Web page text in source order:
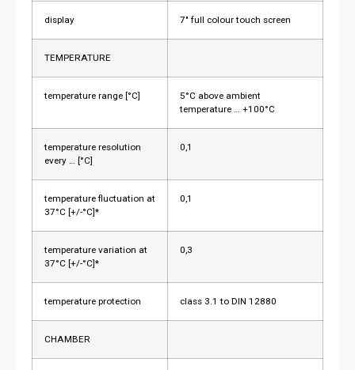
display 7″ full colour touch screen
TEMPERATURE
temperature range [°C]
5°C above ambient
temperature … +100°C
temperature resolution
every … [°C]
0,1
temperature fluctuation at
37°C [+/-°C]*
0,1
temperature variation at
37°C [+/-°C]*
0,3
temperature protection class 3.1 to DIN 12880
CHAMBER